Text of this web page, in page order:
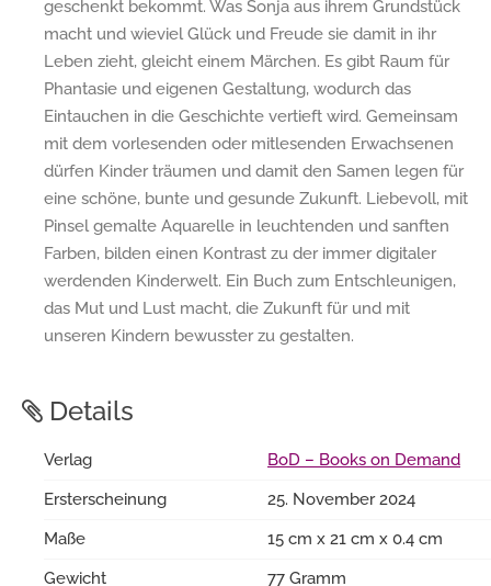
geschenkt bekommt. Was Sonja aus ihrem Grundstück
macht und wieviel Glück und Freude sie damit in ihr
Leben zieht, gleicht einem Märchen. Es gibt Raum für
Phantasie und eigenen Gestaltung, wodurch das
Eintauchen in die Geschichte vertieft wird. Gemeinsam
mit dem vorlesenden oder mitlesenden Erwachsenen
dürfen Kinder träumen und damit den Samen legen für
eine schöne, bunte und gesunde Zukunft. Liebevoll, mit
Pinsel gemalte Aquarelle in leuchtenden und sanften
Farben, bilden einen Kontrast zu der immer digitaler
werdenden Kinderwelt. Ein Buch zum Entschleunigen,
das Mut und Lust macht, die Zukunft für und mit
unseren Kindern bewusster zu gestalten.
Details
Verlag
BoD – Books on Demand
Ersterscheinung
25. November 2024
Maße
15 cm x 21 cm x 0.4 cm
Gewicht
77 Gramm